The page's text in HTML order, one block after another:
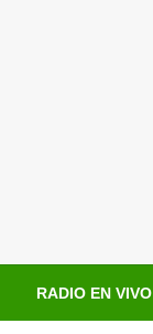
RADIO EN VIVO